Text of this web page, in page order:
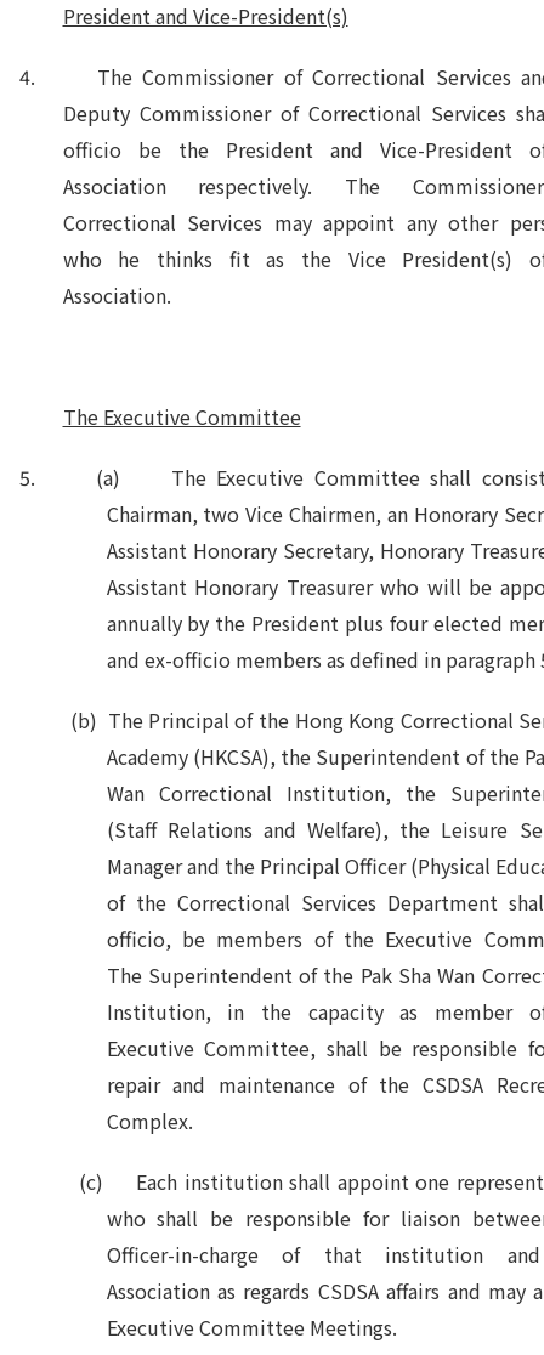
President and Vice-President(s)
4. The Commissioner of Correctional Services
Deputy Commissioner of Correctional Services
officio be the President and Vice-President
Association respectively. The
Correctional Services may appoint any other
who he thinks fit as the Vice President(s)
Association.
The Executive Committee
5. (a) The Executive Committee shall
Chairman, two Vice Chairmen, an Honorary
Assistant Honorary Secretary, Honorary
Assistant Honorary Treasurer who will be
annually by the President plus four elected
and ex-officio members as defined in paragraph
(b) The Principal of the Hong Kong Correctional
Academy (HKCSA), the Superintendent of the
Wan Correctional Institution, the
(Staff Relations and Welfare), the Leisure
Manager and the Principal Officer (Physical
of the Correctional Services Department
officio, be members of the Executive
The Superintendent of the Pak Sha Wan
Institution, in the capacity as member
Executive Committee, shall be responsible
repair and maintenance of the CSDSA
Complex.
(c) Each institution shall appoint one
who shall be responsible for liaison
Officer-in-charge of that institution
Association as regards CSDSA affairs and may
Executive Committee Meetings.